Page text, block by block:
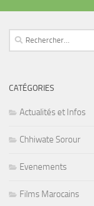
Rechercher :
CATÉGORIES
Actualités et Infos
Chhiwate Sorour
Evenements
Films Marocains